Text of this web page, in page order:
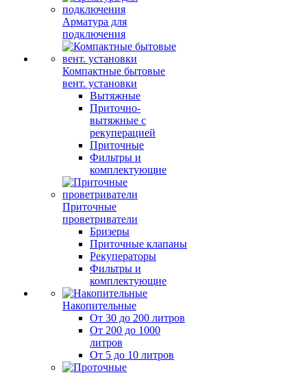
Арматура для
подключения
Компактные бытовые
вент. установки
Вытяжные
Приточно-
вытяжные с
рекуперацией
Приточные
Фильтры и
комплектующие
Приточные
проветриватели
Бризеры
Приточные клапаны
Рекуператоры
Фильтры и
комплектующие
Накопительные
От 30 до 200 литров
От 200 до 1000
литров
От 5 до 10 литров